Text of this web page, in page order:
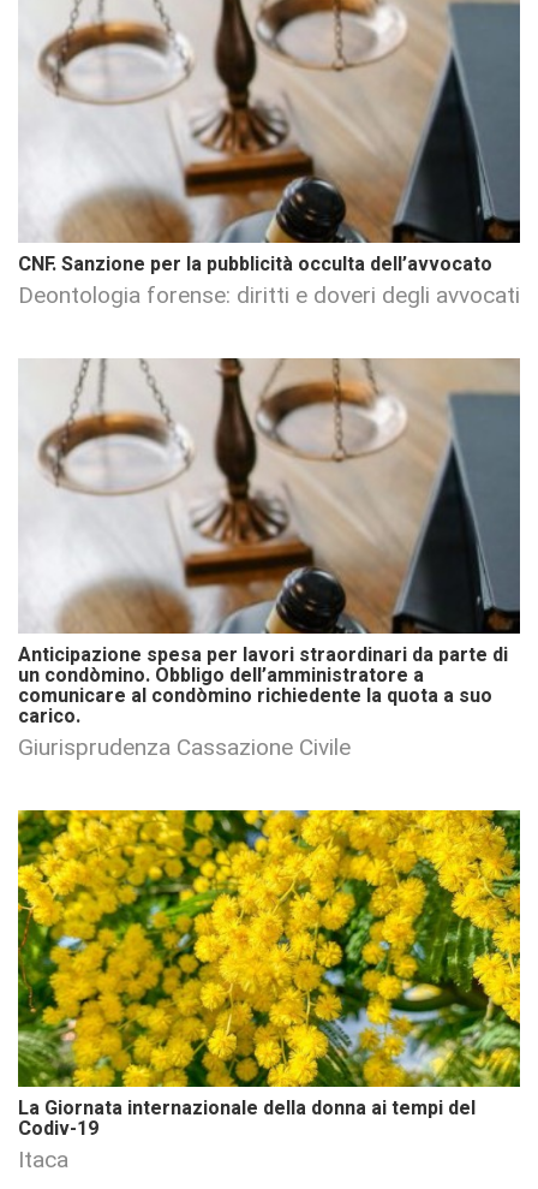
CNF. Sanzione per la pubblicità occulta dell’avvocato
Deontologia forense: diritti e doveri degli avvocati
Anticipazione spesa per lavori straordinari da parte di
un condòmino. Obbligo dell’amministratore a
comunicare al condòmino richiedente la quota a suo
carico.
Giurisprudenza Cassazione Civile
La Giornata internazionale della donna ai tempi del
Codiv-19
Itaca